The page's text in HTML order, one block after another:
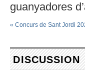
guanyadores
« Concurs de Sant Jordi
DISCUSSION